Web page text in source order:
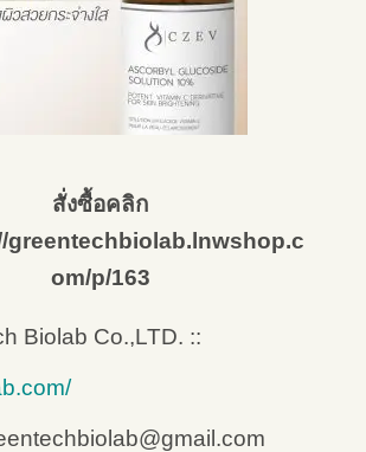
สั่งซื้อคลิก
greentechbiolab.lnwshop.c
om/p/163
Biolab Co.,LTD. ::